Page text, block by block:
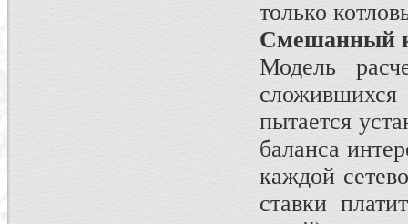
только
Смешанный
Модель
пытается
баланса
каждой
ставки